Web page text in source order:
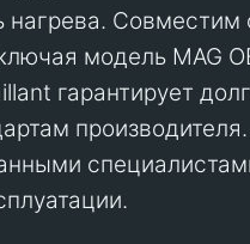
нагрева. Совместим
модель MAG
гарантирует